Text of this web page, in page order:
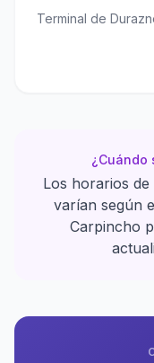
Terminal de
¿Cuándo
Los horarios
varían según
Carpincho